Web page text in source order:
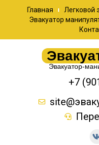
Главная Легковой
Эвакуатор
Эвакуатор-
+7